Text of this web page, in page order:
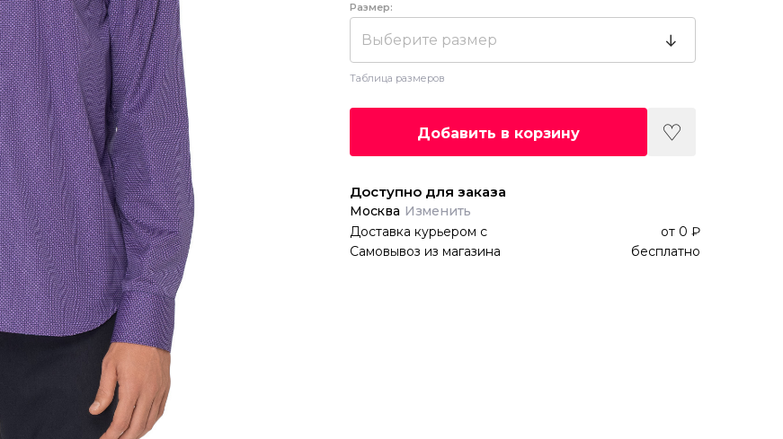
Размер:
Выберите размер
Таблица размеров
Добавить в корзину
Доступно для заказа
Москва Изменить
Доставка курьером с от 0 ₽
Самовывоз из магазина
бесплатно